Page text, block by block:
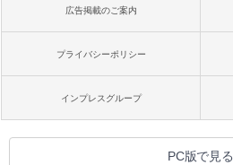
広告掲載のご案内
プライバシーポリシー
インプレスグループ
PC版で見る